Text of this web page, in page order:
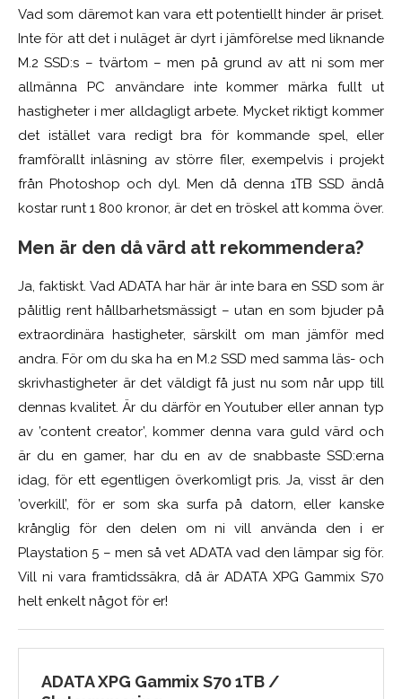
Vad som däremot kan vara ett potentiellt hinder är priset.
Inte för att det i nuläget är dyrt i jämförelse med liknande
M.2 SSD:s – tvärtom – men på grund av att ni som mer
allmänna PC användare inte kommer märka fullt ut
hastigheter i mer alldagligt arbete. Mycket riktigt kommer
det istället vara redigt bra för kommande spel, eller
framförallt inläsning av större filer, exempelvis i projekt
från Photoshop och dyl. Men då denna 1TB SSD ändå
kostar runt 1 800 kronor, är det en tröskel att komma över.
Men är den då värd att rekommendera?
Ja, faktiskt. Vad ADATA har här är inte bara en SSD som är
pålitlig rent hållbarhetsmässigt – utan en som bjuder på
extraordinära hastigheter, särskilt om man jämför med
andra. För om du ska ha en M.2 SSD med samma läs- och
skrivhastigheter är det väldigt få just nu som når upp till
dennas kvalitet. Är du därför en Youtuber eller annan typ
av ’content creator’, kommer denna vara guld värd och
är du en gamer, har du en av de snabbaste SSD:erna
idag, för ett egentligen överkomligt pris. Ja, visst är den
’overkill’, för er som ska surfa på datorn, eller kanske
krånglig för den delen om ni vill använda den i er
Playstation 5 – men så vet ADATA vad den lämpar sig för.
Vill ni vara framtidssäkra, då är ADATA XPG Gammix S70
helt enkelt något för er!
ADATA XPG Gammix S70 1TB /